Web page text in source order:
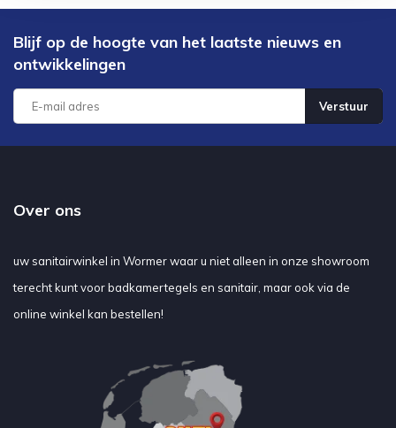
Blijf op de hoogte van het laatste nieuws en
ontwikkelingen
Verstuur
Over ons
uw sanitairwinkel in Wormer waar u niet alleen in onze showroom
terecht kunt voor badkamertegels en sanitair, maar ook via de
online winkel kan bestellen!